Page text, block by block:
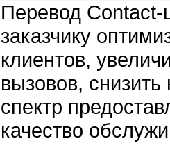
Перевод
заказчику
клиентов,
вызовов,
спектр
качество